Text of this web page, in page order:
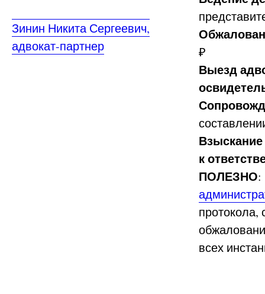
Зинин Никита Сергеевич,
адвокат-партнер
₽
Выезд
к
ПОЛЕЗНО:
протокола,
всех